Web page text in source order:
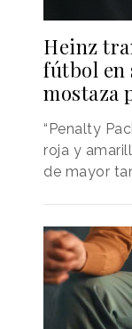
Heinz
fútbol en
mostaza
“Penalty
roja y
de mayor